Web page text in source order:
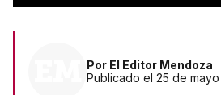
Por El Editor Mendoza
Publicado el 25 de